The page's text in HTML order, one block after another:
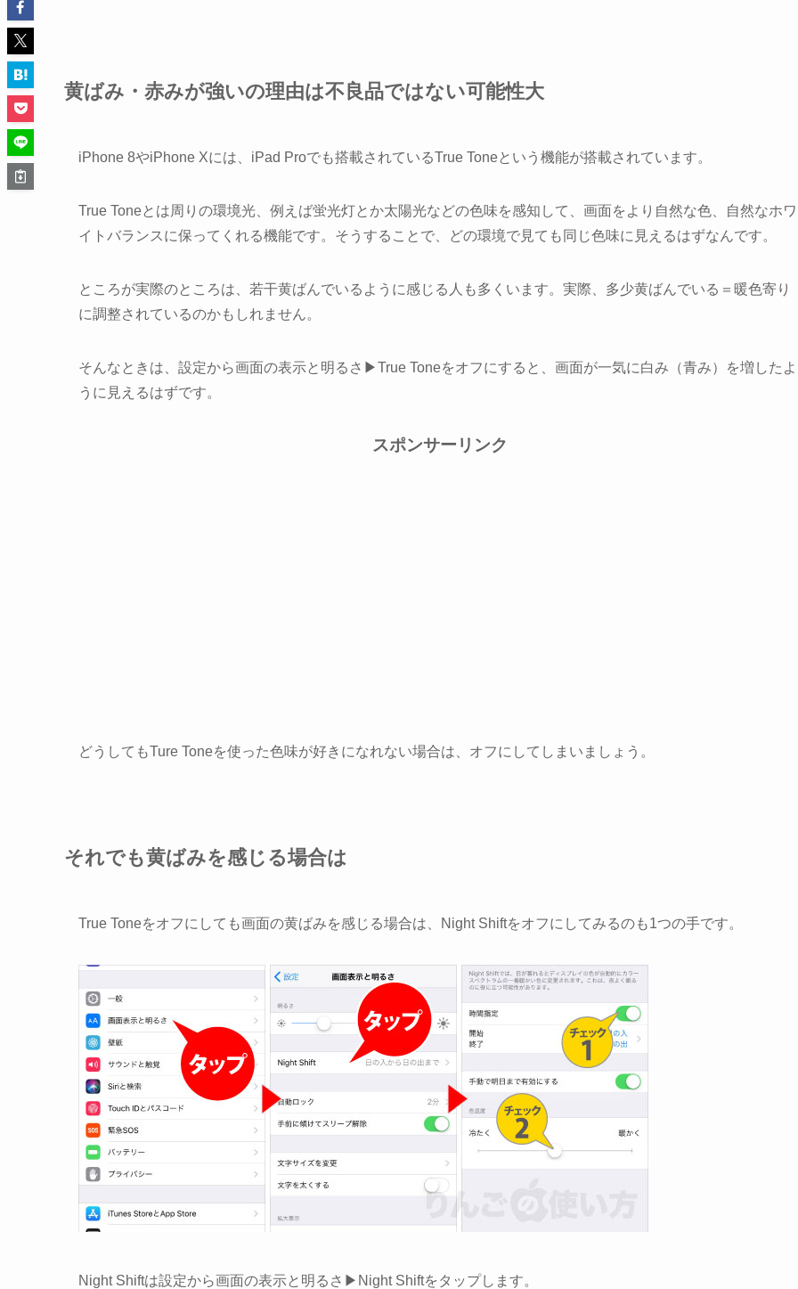
黄ばみ・赤みが強いの理由は不良品ではない可能性大
iPhone 8やiPhone Xには、iPad Proでも搭載されているTrue Toneという機能が搭載されています。
True Toneとは周りの環境光、例えば蛍光灯とか太陽光などの色味を感知して、画面をより自然な色、自然なホワ
イトバランスに保ってくれる機能です。そうすることで、どの環境で見ても同じ色味に見えるはずなんです。
ところが実際のところは、若干黄ばんでいるように感じる人も多くいます。実際、多少黄ばんでいる＝暖色寄り
に調整されているのかもしれません。
そんなときは、 設定から画面の表示と明るさ ▶True Toneをオフにすると、画面が一気に白み（青み）を増したよ
うに見えるはずです。
スポンサーリンク
どうしてもTure Toneを使った色味が好きになれない場合は、オフにしてしまいましょう。
それでも黄ばみを感じる場合は
True Toneをオフにしても画面の黄ばみを感じる場合は、Night Shiftをオフにしてみるのも1つの手です。
Night Shiftは設定から画面の表示と明るさ ▶ Night Shiftをタップします。